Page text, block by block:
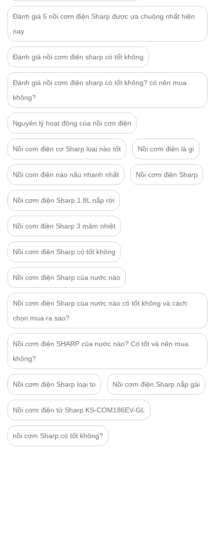
Đánh giá 5 nồi cơm điện Sharp được ưa chuộng nhất hiện
nay
Đánh giá nồi cơm điện sharp có tốt không
Đánh giá nồi cơm điện sharp có tốt không? có nên mua
không?
Nguyên lý hoạt động của nồi cơn điện
Nồi com điện cơ Sharp loại nào tốt Nồi cơm điện là gì
Nồi com điện nào nấu nhanh nhất Nồi cơm điện Sharp
Nồi cơm điện Sharp 1.8L nắp rời
Nồi com điện Sharp 3 mâm nhiệt
Nồi cơm điện Sharp có tốt không
Nồi cơm điện Sharp của nước nào
Nồi cơm điện Sharp của nước nào có tốt không và cách
chọn mua ra sao?
Nồi cơm điện SHARP của nước nào? Có tốt và nên mua
không?
Nồi cơm điện Sharp loại to Nồi cơm điện Sharp nắp gài
Nồi cơm điện tử Sharp KS-COM186EV-GL
nồi cơm Sharp có tốt không?